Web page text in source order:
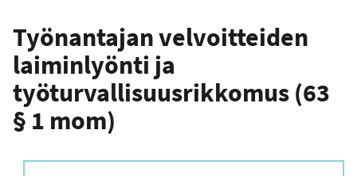
Työnantajan velvoitteiden
laiminlyönti ja
työturvallisuusrikkomus (63
§ 1 mom)